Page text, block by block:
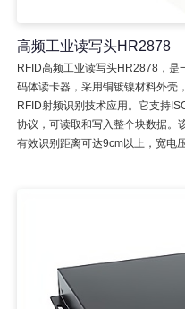
高频工业读写头HR2878
RFID高频工业读写头HR2878，
码体读卡器，采用铜镀镍材料外壳
RFID射频识别技术应用。它支持
协议，可读取和写入整个块数据。
有效识别距离可达9cm以上，宽电